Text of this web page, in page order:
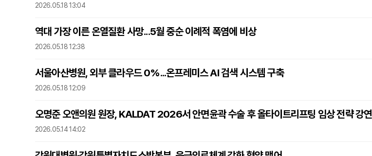
2026.05.18 13:04
역대 가장 이른 온열질환 사망...5월 중순 이례적 폭염에 비상
2026.05.18 12:38
서울아산병원, 외부 클라우드 0%...온프레미스 AI 검색 시스템 구축
2026.05.18 12:09
오명준 오앤의원 원장, KALDAT 2026서 안면윤곽 수술 후 올타이트리프팅 임상 전략 강연
2026.05.14 14:02